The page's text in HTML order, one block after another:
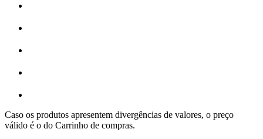
Caso os produtos apresentem divergências de valores, o preço
válido é o do Carrinho de compras.